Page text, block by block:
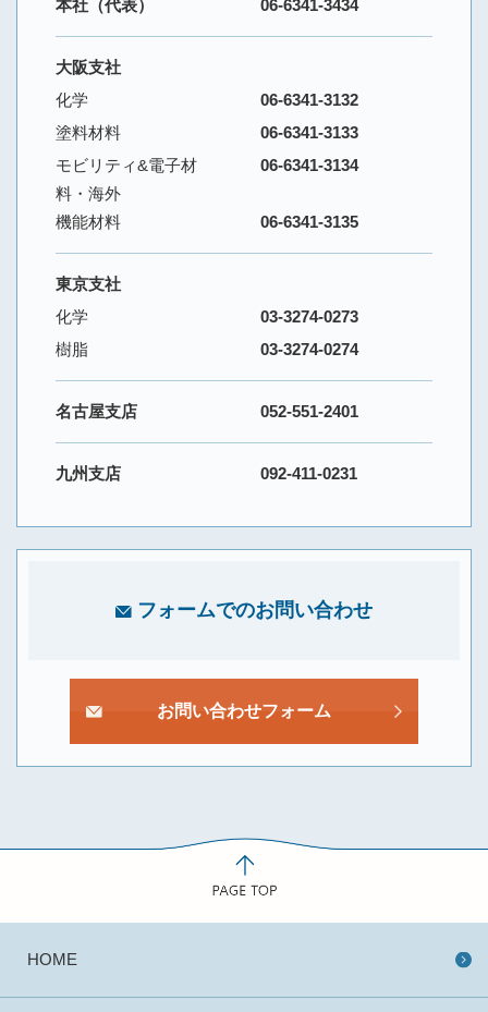
本社（代表） 06-6341-3434
大阪支社
化学
06-6341-3132
塗料材料
06-6341-3133
モビリティ&電子材
料・海外
06-6341-3134
機能材料 06-6341-3135
東京支社
化学
03-3274-0273
樹脂
03-3274-0274
名古屋支店 052-551-2401
九州支店 092-411-0231
フォームでのお問い合わせ
お問い合わせフォーム
HOME